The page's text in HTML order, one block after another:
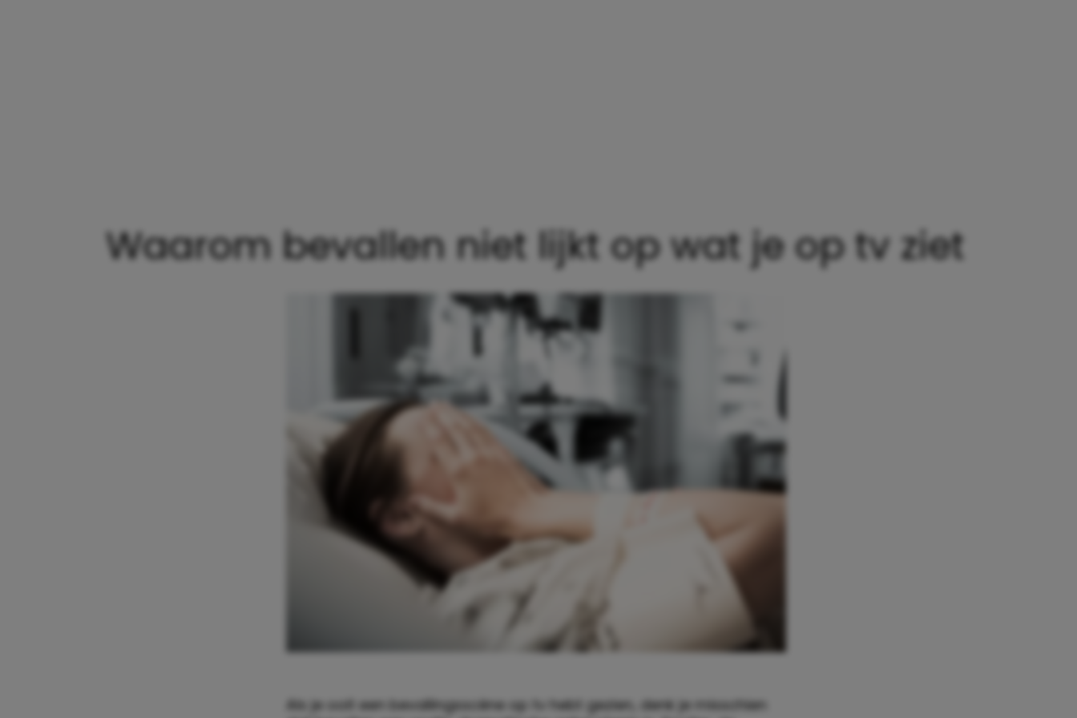
Waarom bevallen niet lijkt op wat je op tv ziet
Als je ooit een bevallingsscène op tv hebt gezien, denk je misschien